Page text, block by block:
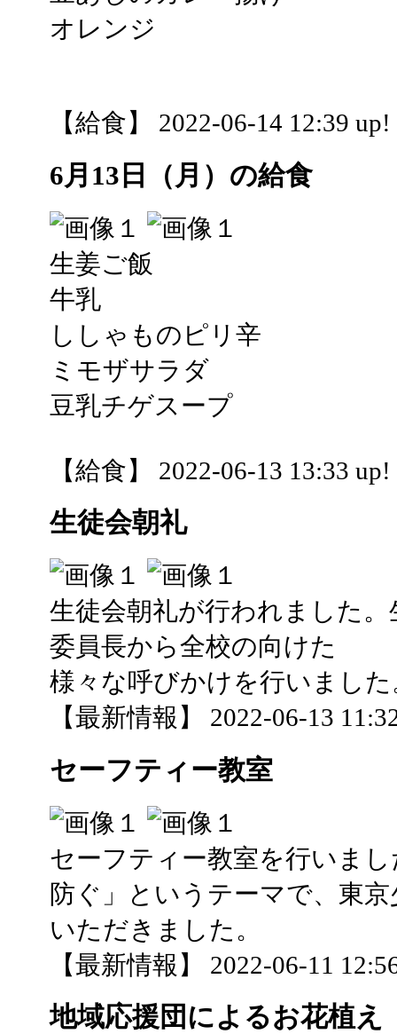
オレンジ
【給食】 2022-06-14 12:39 up!
6月13日（月）の給食
生姜ご飯
牛乳
ししゃものピリ辛
ミモザサラダ
豆乳チゲスープ
【給食】 2022-06-13 13:33 up!
生徒会朝礼
生徒会朝礼が行われました
委員長から全校の向けた
様々な呼びかけを行いました
【最新情報】 2022-06-13
セーフティー教室
セーフティー教室を行いま
防ぐ」というテーマで、東
いただきました。
【最新情報】 2022-06-11
地域応援団によるお花植え